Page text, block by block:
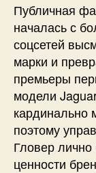
Публичная
началась с
соцсетей
марки и
премьеры
модели
кардинально
поэтому
Гловер
ценности